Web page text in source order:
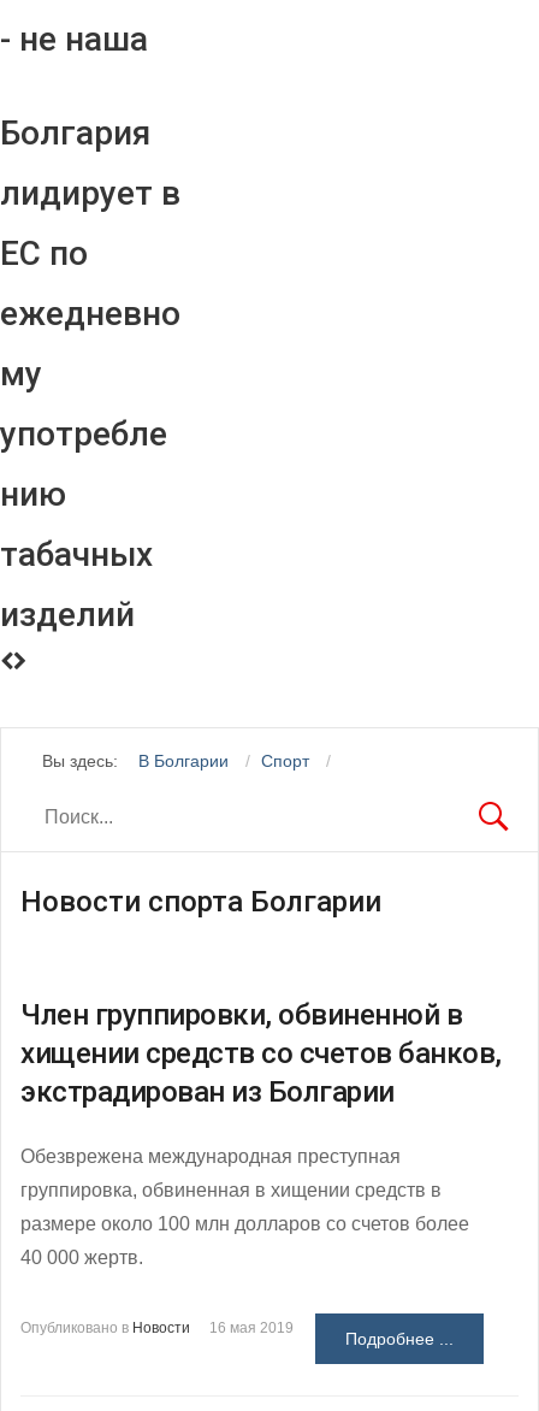
- не наша
Болгария
лидирует в
ЕС по
ежедневно
му
употребле
нию
табачных
изделий
Вы здесь: В Болгарии Спорт
Новости спорта Болгарии
Член группировки, обвиненной в
хищении средств со счетов банков,
экстрадирован из Болгарии
Обезврежена международная преступная
группировка, обвиненная в хищении средств в
размере около 100 млн долларов со счетов более
40 000 жертв.
Опубликовано в Новости 16 мая 2019
Подробнее ...